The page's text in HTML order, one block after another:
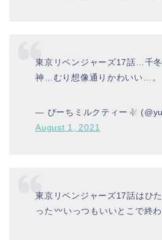
東京リベンジャーズ17話…千
神…むり想像通りかわいい…。
— ぴーちミルクティー
August 1, 2021
東京リベンジャーズ17話はひ
った
いっつもいいとこで終